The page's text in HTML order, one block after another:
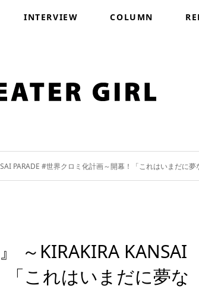
INTERVIEW COLUMN
PARADE #世界クロミ化計画～開幕！「これはいまだに夢
～KIRAKIRA KANSAI
「これはいまだに夢な